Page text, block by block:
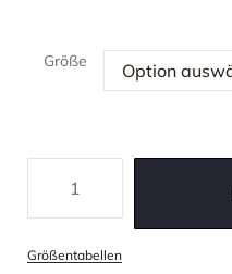
Größe
Größentabellen